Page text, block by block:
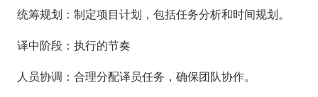
统筹规划：制定项目计划，包括任务分析和时间规划。
译中阶段：执行的节奏
人员协调：合理分配译员任务，确保团队协作。